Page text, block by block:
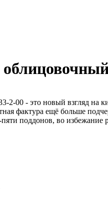
2-00 - это новый взгляд на
фактура ещё больше
поддонов, во избежание